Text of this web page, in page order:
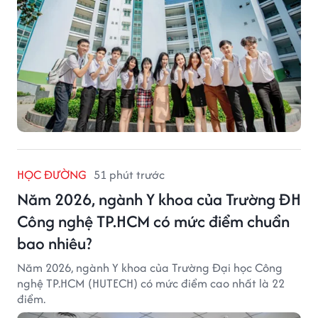
HỌC ĐƯỜNG 51 phút trước
Năm 2026, ngành Y khoa của Trường ĐH
Công nghệ TP.HCM có mức điểm chuẩn
bao nhiêu?
Năm 2026, ngành Y khoa của Trường Đại học Công
nghệ TP.HCM (HUTECH) có mức điểm cao nhất là 22
điểm.